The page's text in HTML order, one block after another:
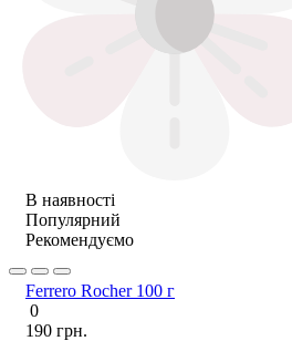
В наявності
Популярний
Рекомендуємо
Ferrero Rocher 100 г
0
190 грн.